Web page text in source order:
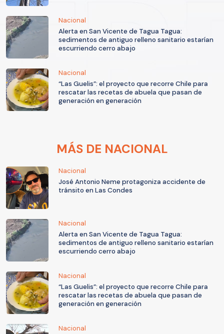
Nacional
Alerta en San Vicente de Tagua Tagua:
sedimentos de antiguo relleno sanitario estarían
escurriendo cerro abajo
Nacional
“Las Guelis”: el proyecto que recorre Chile para
rescatar las recetas de abuela que pasan de
generación en generación
MÁS DE NACIONAL
Nacional
José Antonio Neme protagoniza accidente de
tránsito en Las Condes
Nacional
Alerta en San Vicente de Tagua Tagua:
sedimentos de antiguo relleno sanitario estarían
escurriendo cerro abajo
Nacional
“Las Guelis”: el proyecto que recorre Chile para
rescatar las recetas de abuela que pasan de
generación en generación
Nacional